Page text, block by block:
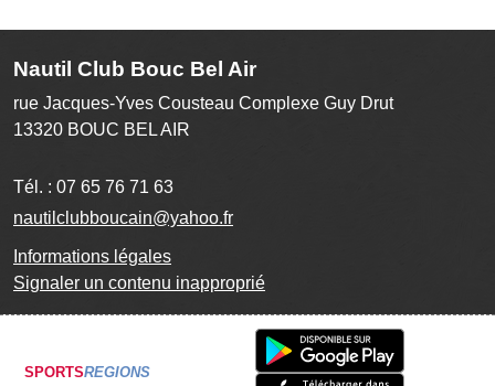
Nautil Club Bouc Bel Air
rue Jacques-Yves Cousteau Complexe Guy Drut
13320 BOUC BEL AIR
Tél. : 07 65 76 71 63
nautilclubboucain@yahoo.fr
Informations légales
Signaler un contenu inapproprié
SPORTSREGIONS